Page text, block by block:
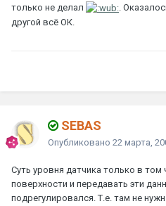
только не делал
.
другой всё ОК.
SEBAS
Опубликовано 22 марта,
Суть уровня датчика только в том
поверхности и передавать эти
подрегулировался. Т.е. там не